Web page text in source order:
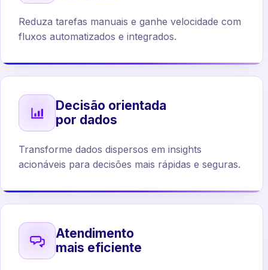
Reduza tarefas manuais e ganhe velocidade com
fluxos automatizados e integrados.
Decisão orientada
por dados
Transforme dados dispersos em insights
acionáveis para decisões mais rápidas e seguras.
Atendimento
mais eficiente